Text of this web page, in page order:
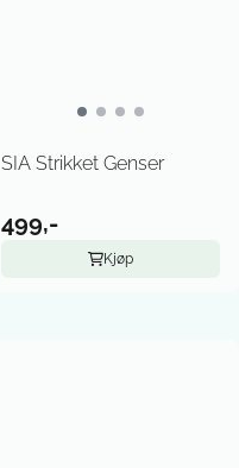
SIA Strikket Genser
499,-
Kjøp